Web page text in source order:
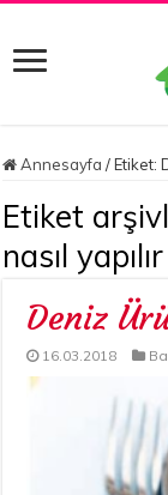
Annesayfa / Etiket:
Etiket
nasıl yapılır
Deniz
16.03.2018